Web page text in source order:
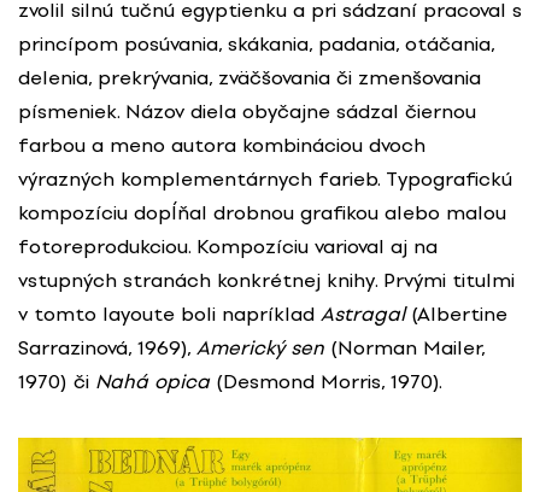
zvolil silnú tučnú egyptienku a pri sádzaní pracoval s
princípom posúvania, skákania, padania, otáčania,
delenia, prekrývania, zväčšovania či zmenšovania
písmeniek. Názov diela obyčajne sádzal čiernou
farbou a meno autora kombináciou dvoch
výrazných komplementárnych farieb. Typografickú
kompozíciu dopĺňal drobnou grafikou alebo malou
fotoreprodukciou. Kompozíciu varioval aj na
vstupných stranách konkrétnej knihy. Prvými titulmi
v tomto layoute boli napríklad Astragal(Albertine
Sarrazinová, 1969), Americký sen (Norman Mailer,
1970) či Nahá opica(Desmond Morris, 1970).